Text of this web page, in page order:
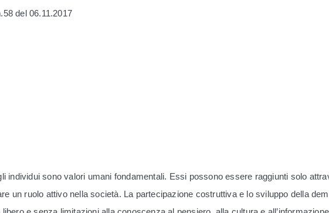
del 06.11.2017
individui sono valori umani fondamentali. Essi possono essere raggiunti solo
un ruolo attivo nella società. La partecipazione costruttiva e lo sviluppo della